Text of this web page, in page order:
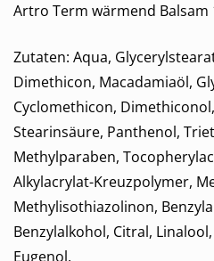
Artro Term wärmend Balsam
Zutaten: Aqua,
Dimethicon, Macadamiaöl,
Cyclomethicon,
Stearinsäure, Panthenol,
Methylparaben,
Alkylacrylat-Kreuzpolymer,
Methylisothiazolinon,
Benzylalkohol, Citral,
Eugenol.